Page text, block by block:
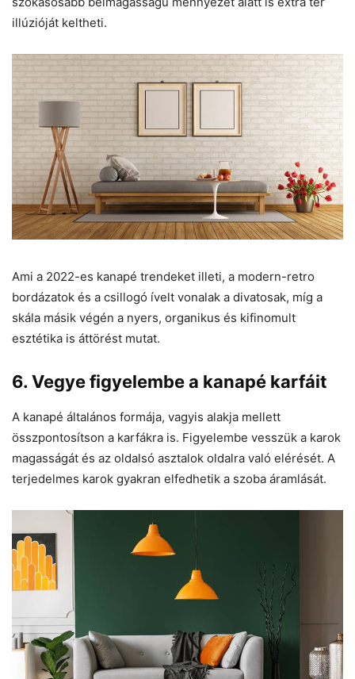
illúzióját keltheti.
Ami a 2022-es kanapé trendeket illeti, a modern-retro
bordázatok és a csillogó ívelt vonalak a divatosak, míg a
skála másik végén a nyers, organikus és kifinomult
esztétika is áttörést mutat.
6. Vegye figyelembe a kanapé karfáit
A kanapé általános formája, vagyis alakja mellett
összpontosítson a karfákra is. Figyelembe vesszük a karok
magasságát és az oldalsó asztalok oldalra való elérését. A
terjedelmes karok gyakran elfedhetik a szoba áramlását.